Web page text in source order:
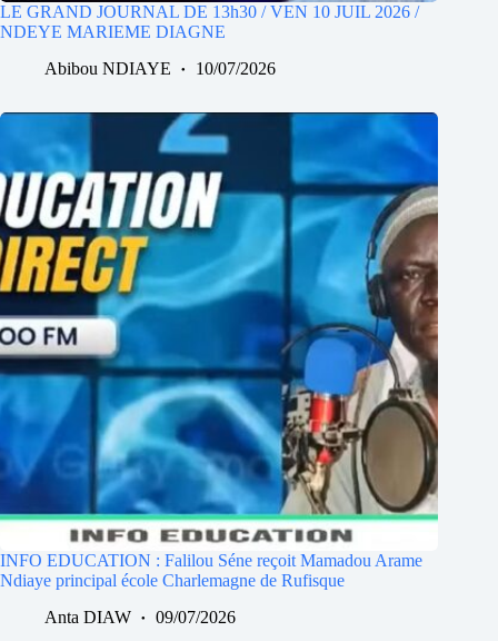
LE GRAND JOURNAL DE 13h30 / VEN 10 JUIL 2026 /
NDEYE MARIEME DIAGNE
Abibou NDIAYE
10/07/2026
INFO EDUCATION : Falilou Séne reçoit Mamadou Arame
Ndiaye principal école Charlemagne de Rufisque
Anta DIAW
09/07/2026